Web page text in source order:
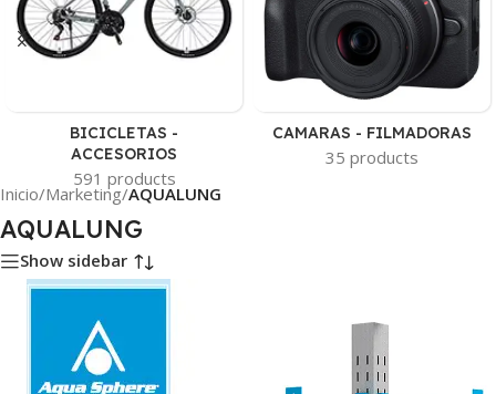
BICICLETAS -
ACCESORIOS
591 products
CAMARAS - FILMADORAS
35 products
Inicio/Marketing/AQUALUNG
AQUALUNG
Show sidebar